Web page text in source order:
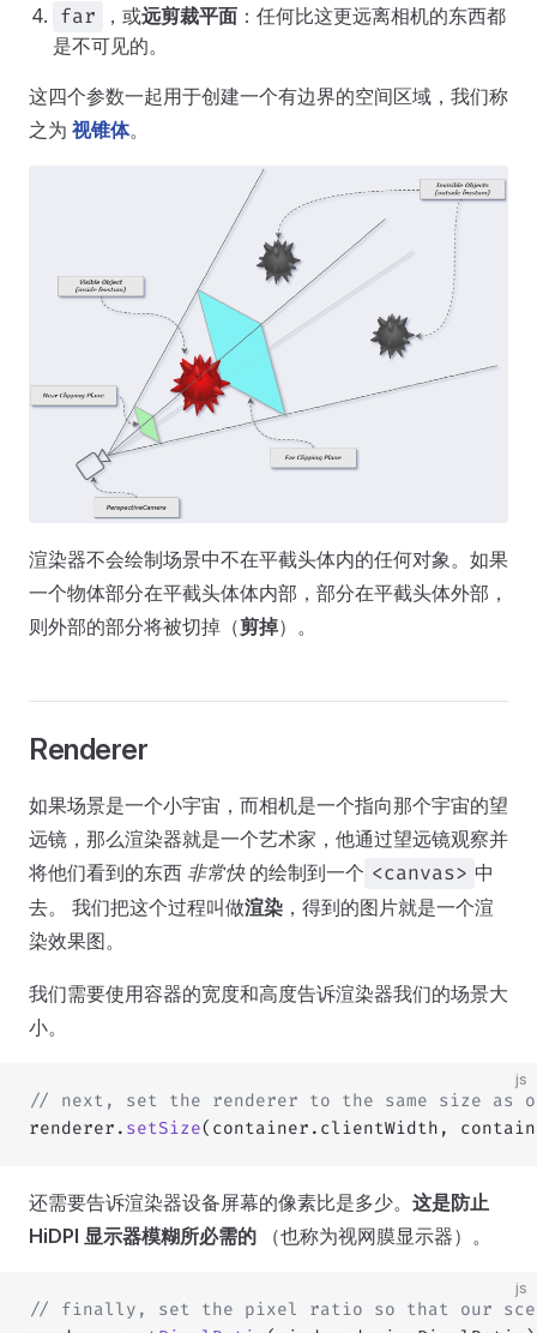
far ，或远剪裁平面 ：任何比这更远离相机的东西都
是不可见的。
这四个参数一起用于创建一个有边界的空间区域，我们称
之为 视锥体。
渲染器不会绘制场景中不在平截头体内的任何对象。如果
一个物体部分在平截头体体内部，部分在平截头体外部，
则外部的部分将被切掉（剪掉）。
Renderer
如果场景是一个小宇宙，而相机是一个指向那个宇宙的望
远镜，那么渲染器就是一个艺术家，他通过望远镜观察并
将他们看到的东西 非常快的绘制到一个 <canvas> 中
去。 我们把这个过程叫做渲染 ，得到的图片就是一个渲
染效果图。
我们需要使用容器的宽度和高度告诉渲染器我们的场景大
小。
js
// next, set the renderer to the same size as
renderer. setSize(container.clientWidth,
还需要告诉渲染器设备屏幕的像素比是多少。 这是防止
HiDPI 显示器模糊所必需的 （也称为视网膜显示器）。
js
// finally, set the pixel ratio so that our